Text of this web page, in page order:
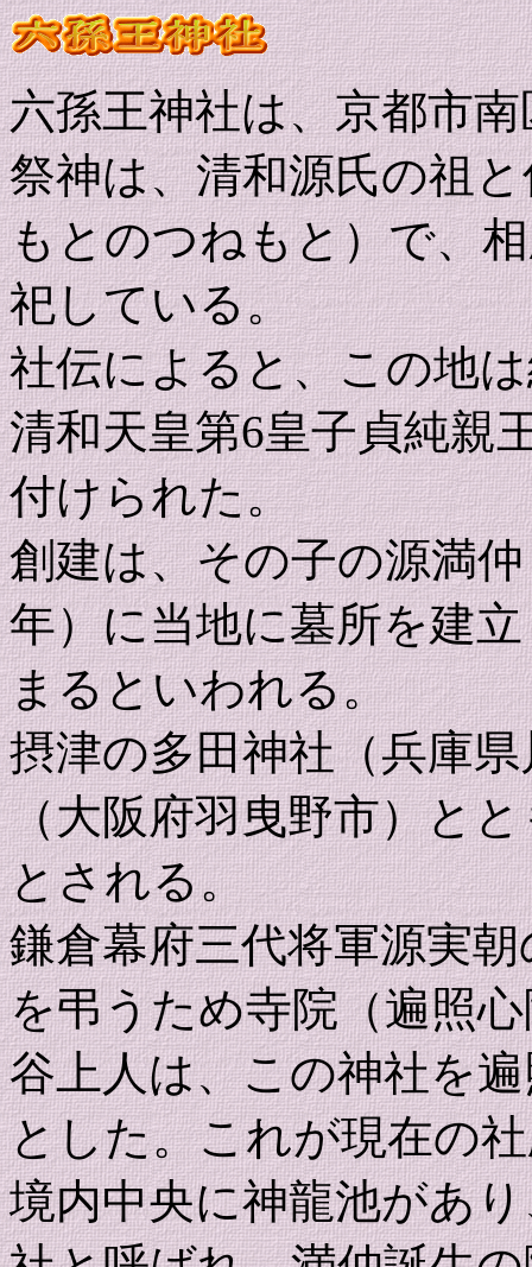
六孫王神社は、京都市
祭神は、清和源氏の祖
もとのつねもと）で、
祀している。
社伝によると、この地
清和天皇第6皇子貞純親
付けられた。
創建は、その子の源満
年）に当地に墓所を建
まるといわれる。
摂津の多田神社（兵庫
（大阪府羽曳野市）と
とされる。
鎌倉幕府三代将軍源実
を弔うため寺院（遍照
谷上人は、この神社を
とした。これが現在の
境内中央に神龍池があ